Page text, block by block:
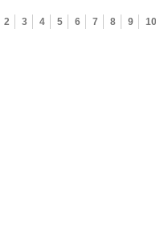
2 3 4 5 6 7 8 9 10